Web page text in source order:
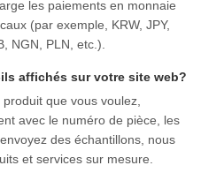
les paiements en monnaie
(par exemple, KRW, JPY,
NGN, PLN, etc.).
affichés sur votre site web?
que vous voulez,
avec le numéro de pièce, les
des échantillons, nous
et services sur mesure.